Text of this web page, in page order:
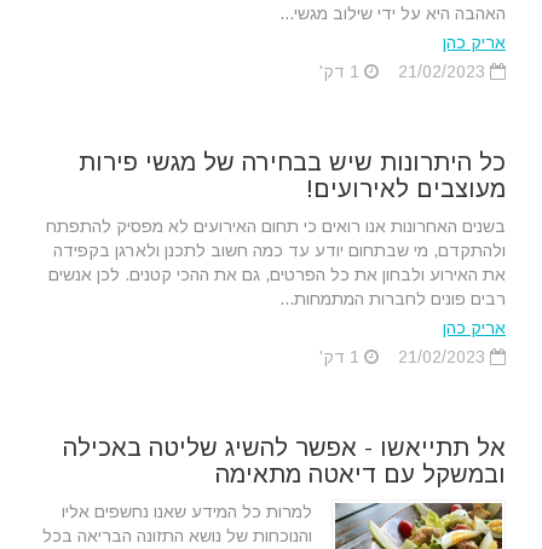
האהבה היא על ידי שילוב מגשי...
אריק כהן
כל היתרונות שיש בבחירה של מגשי פירות
מעוצבים לאירועים!
בשנים האחרונות אנו רואים כי תחום האירועים לא מפסיק להתפתח
ולהתקדם, מי שבתחום יודע עד כמה חשוב לתכנן ולארגן בקפידה
את האירוע ולבחון את כל הפרטים, גם את ההכי קטנים. לכן אנשים
רבים פונים לחברות המתמחות...
אריק כהן
אל תתייאשו - אפשר להשיג שליטה באכילה
ובמשקל עם דיאטה מתאימה
למרות כל המידע שאנו נחשפים אליו
והנוכחות של נושא התזונה הבריאה בכל